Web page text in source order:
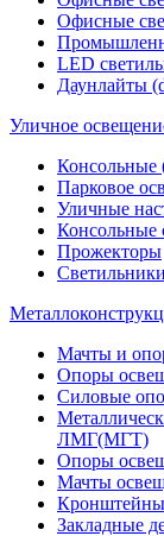
Офисные
LED
Даунлайты
Уличное
Парковое
Уличные
Консольные
Прожекторы
Мачты и
Опоры
Силовые
ЛМГ(МГТ)
Опоры
Мачты
Кронштейны
Закладные